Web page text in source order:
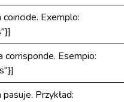
Exemplo:
corrisponde. Esempio:
Przykład: